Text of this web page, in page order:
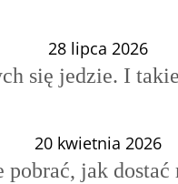
28 lipca 2026
się jedzie. I
20 kwietnia 2026
jak dostać